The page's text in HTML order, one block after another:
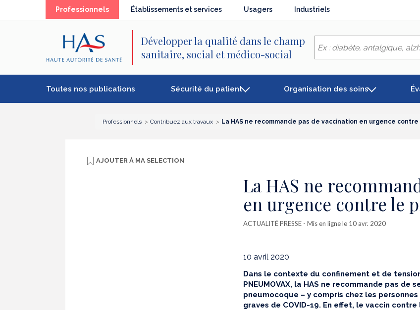
Professionnels(élémentÉtablissements et services Usagers Industriels
Développer la qualité dans le champ
sanitaire, social et médico-social
Toutes nos publications Sécurité du patient Organisation des soins
Professionnels Contribuez aux travaux La HAS ne recommande pas de vaccination en urgence
AJOUTER À MA SELECTION
La HAS ne
en urgence contre le
ACTUALITÉ PRESSE - Mis en ligne le 10 avr. 2020
10 avril 2020
Dans le contexte du confinement et de
PNEUMOVAX, la HAS ne recommande pas de
pneumocoque – y compris chez les
graves de COVID-19. En effet, le vaccin